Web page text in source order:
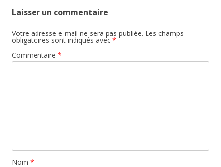
Laisser un commentaire
Votre adresse e-mail ne sera pas publiée. Les champs
obligatoires sont indiqués avec *
Commentaire *
Nom *